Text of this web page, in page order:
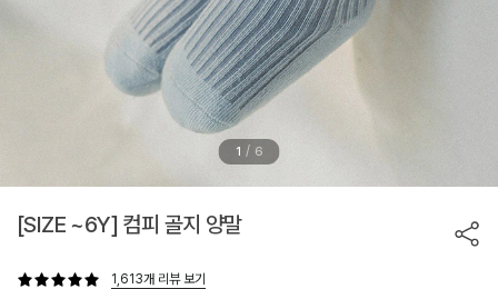
1 / 6
[SIZE ~6Y] 컴피 골지 양말
1,613개 리뷰 보기